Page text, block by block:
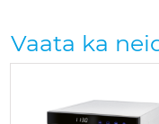
Vaata ka